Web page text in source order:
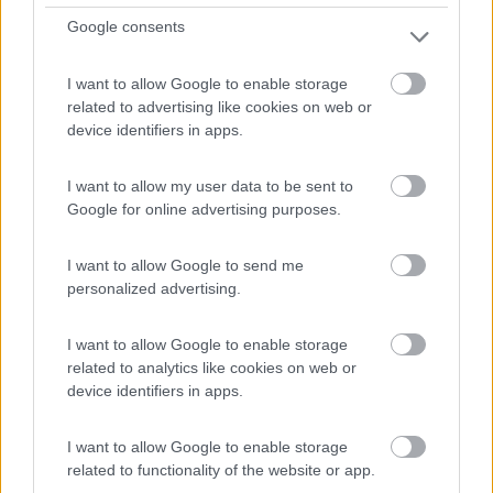
Google consents
I want to allow Google to enable storage
related to advertising like cookies on web or
device identifiers in apps.
I want to allow my user data to be sent to
Google for online advertising purposes.
I want to allow Google to send me
personalized advertising.
I want to allow Google to enable storage
related to analytics like cookies on web or
device identifiers in apps.
I want to allow Google to enable storage
related to functionality of the website or app.
specifico (step up o step down).
La ricarica di spazzolini, aspirapovere, trapani etc ormai si fa
quello che succede a Las Vegas resta a Las Vegas, quello che succede sul
forum resta sul forum
black83
31
Subalpino 03/01/2024 18:03:34